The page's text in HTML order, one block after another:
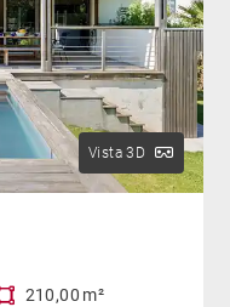
Vista 3D
210,00 m²